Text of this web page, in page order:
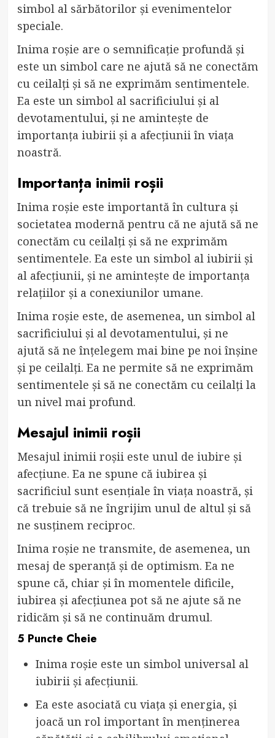
simbol al sărbătorilor și evenimentelor
speciale.
Inima roșie are o semnificație profundă și
este un simbol care ne ajută să ne conectăm
cu ceilalți și să ne exprimăm sentimentele.
Ea este un simbol al sacrificiului și al
devotamentului, și ne amintește de
importanța iubirii și a afecțiunii în viața
noastră.
Importanța inimii roșii
Inima roșie este importantă în cultura și
societatea modernă pentru că ne ajută să ne
conectăm cu ceilalți și să ne exprimăm
sentimentele. Ea este un simbol al iubirii și
al afecțiunii, și ne amintește de importanța
relațiilor și a conexiunilor umane.
Inima roșie este, de asemenea, un simbol al
sacrificiului și al devotamentului, și ne
ajută să ne înțelegem mai bine pe noi înșine
și pe ceilalți. Ea ne permite să ne exprimăm
sentimentele și să ne conectăm cu ceilalți la
un nivel mai profund.
Mesajul inimii roșii
Mesajul inimii roșii este unul de iubire și
afecțiune. Ea ne spune că iubirea și
sacrificiul sunt esențiale în viața noastră, și
că trebuie să ne îngrijim unul de altul și să
ne susținem reciproc.
Inima roșie ne transmite, de asemenea, un
mesaj de speranță și de optimism. Ea ne
spune că, chiar și în momentele dificile,
iubirea și afecțiunea pot să ne ajute să ne
ridicăm și să ne continuăm drumul.
5 Puncte Cheie
Inima roșie este un simbol universal al
iubirii și afecțiunii.
Ea este asociată cu viața și energia, și
joacă un rol important în menținerea